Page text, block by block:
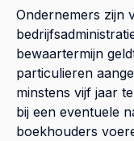
Ondernemers zijn
bewaartermijn
particulieren
minstens vijf jaar
bij een eventuele
boekhouders